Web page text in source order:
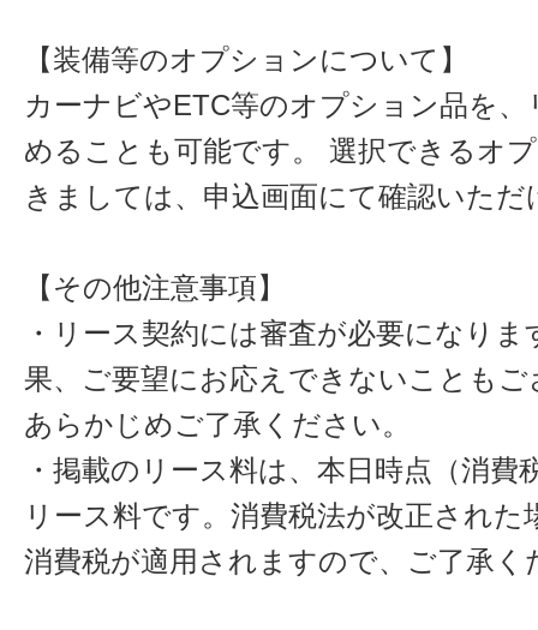
【装備等のオプションについて】
カーナビやETC等のオプション品を、
めることも可能です。 選択できるオ
きましては、申込画面にて確認いただ
【その他注意事項】
・リース契約には審査が必要になりま
果、ご要望にお応えできないことも
あらかじめご了承ください。
・掲載のリース料は、本日時点（消費
リース料です。消費税法が改正された
消費税が適用されますので、ご了承く